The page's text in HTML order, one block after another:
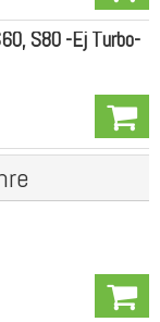
S80 -Ej Turbo-